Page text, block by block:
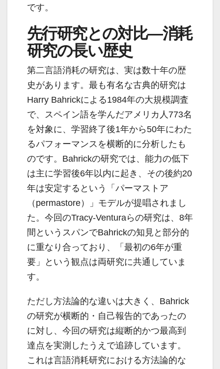
です。
先行研究との対比―消耗
研究の長い歴史
第二言語消耗の研究は、実は数十年の歴
史があります。最も有名な古典的研究は
Harry Bahrickによる1984年の大規模調査
で、スペイン語を学んだアメリカ人773名
を対象に、学習終了後1年から50年にわた
るパフォーマンスを横断的に分析したも
のです。Bahrickの研究では、能力の低下
は主に学習後6年以内に起き、その後約20
年は安定するという「パーマストア
（permastore）」モデルが提唱されまし
た。今回のTracy-Venturaらの研究は、8年
間というスパンでBahrickの知見と部分的
に重なり合っており、「最初の6年が重
要」という観点は両研究に共通していま
す。
ただし方法論的な違いは大きく、Bahrick
の研究が横断的・自己報告的であったの
に対し、今回の研究は縦断的かつ最高到
達点を実測したうえで追跡しています。
これは言語消耗研究における方法論的な